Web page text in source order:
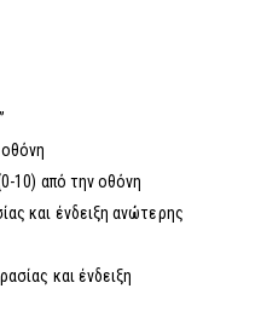
10) από την οθόνη
και ένδειξη ανώτερης
και ένδειξη